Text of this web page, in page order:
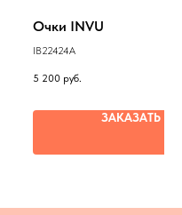
Очки INVU
IB22424A
5 200 руб.
ЗАКАЗАТЬ